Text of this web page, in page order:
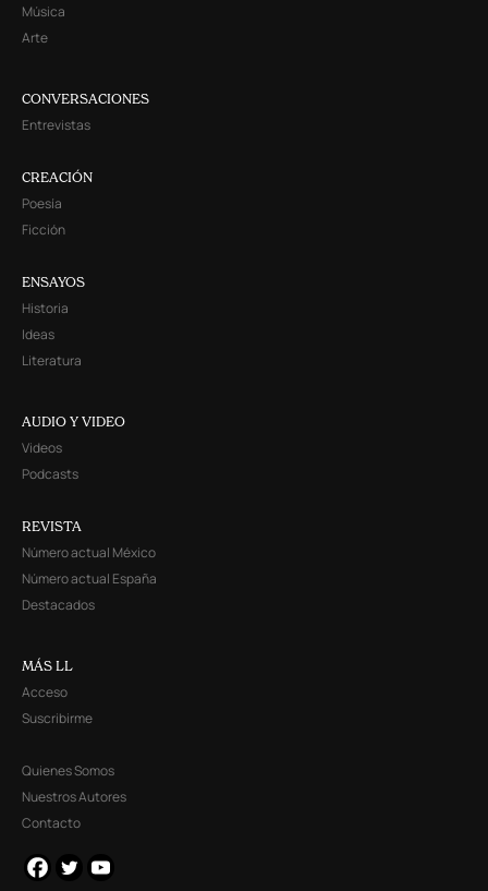
Música
Arte
CONVERSACIONES
Entrevistas
CREACIÓN
Poesía
Ficción
ENSAYOS
Historia
Ideas
Literatura
AUDIO Y VIDEO
Videos
Podcasts
REVISTA
Número actual México
Número actual España
Destacados
MÁS LL
Acceso
Suscribirme
Quienes Somos
Nuestros Autores
Contacto